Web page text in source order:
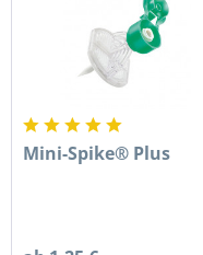
Mini-Spike® Plus